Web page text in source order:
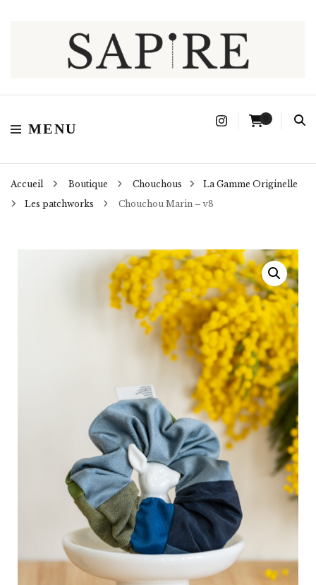
Sapire
MENU
Accueil Boutique Chouchous
La Gamme Originelle
Les patchworks
Chouchou Marin – v8